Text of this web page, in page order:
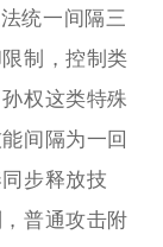
统一间隔三
制，控制类
权这类特殊
间隔为一回
步释放技
普通攻击附